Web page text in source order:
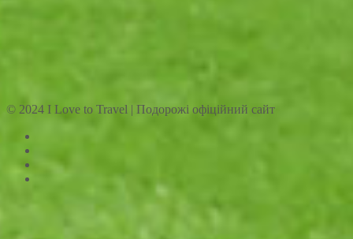
© 2024 I Love to Travel | Подорожі офіційний сайт